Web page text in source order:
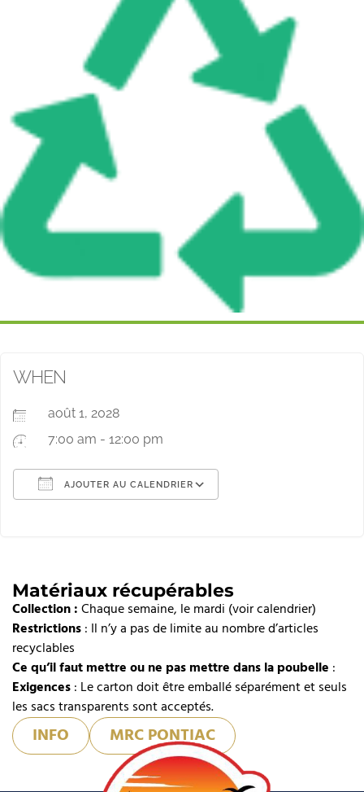
Matériaux récupérables
Collection :Chaque semaine, le mardi (voir calendrier)
Restrictions: Il n’y a pas de limite au nombre d’articles
recyclables
Ce qu’il faut mettre ou ne pas mettre dans la poubelle :
Exigences: Le carton doit être emballé séparément et seuls
les sacs transparents sont acceptés.
INFO MRC PONTIAC
WHEN
août 1, 2028
7:00 am - 12:00 pm
AJOUTER AU CALENDRIER
iCalendar
Office 365
Outlook Live